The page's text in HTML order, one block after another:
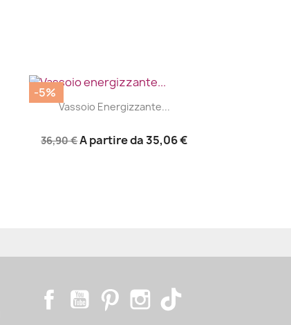
| 
Vassoio Energizzante...
36,90 €A partire da35,06 €
-5%
FacebookYouTubePinterestInstagram